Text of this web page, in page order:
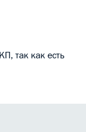
так как есть